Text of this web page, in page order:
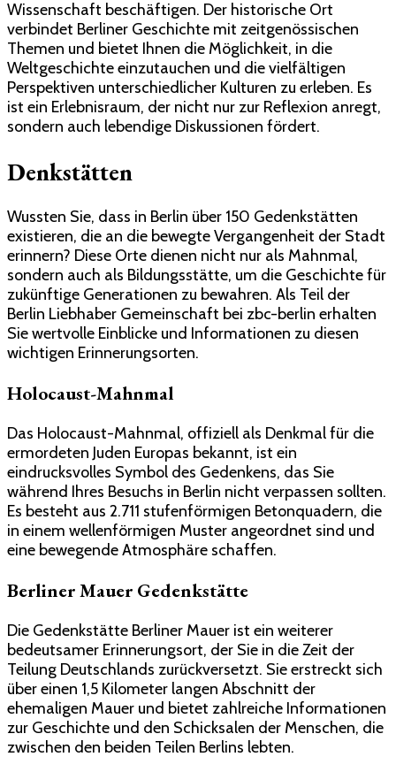
Wissenschaft beschäftigen. Der historische Ort
verbindet Berliner Geschichte mit zeitgenössischen
Themen und bietet Ihnen die Möglichkeit, in die
Weltgeschichte einzutauchen und die vielfältigen
Perspektiven unterschiedlicher Kulturen zu erleben. Es
ist ein Erlebnisraum, der nicht nur zur Reflexion anregt,
sondern auch lebendige Diskussionen fördert.
Denkstätten
Wussten Sie, dass in Berlin über 150 Gedenkstätten
existieren, die an die bewegte Vergangenheit der Stadt
erinnern? Diese Orte dienen nicht nur als Mahnmal,
sondern auch als Bildungsstätte, um die Geschichte für
zukünftige Generationen zu bewahren. Als Teil der
Berlin Liebhaber Gemeinschaft bei zbc-berlin erhalten
Sie wertvolle Einblicke und Informationen zu diesen
wichtigen Erinnerungsorten.
Holocaust-Mahnmal
Das Holocaust-Mahnmal, offiziell als Denkmal für die
ermordeten Juden Europas bekannt, ist ein
eindrucksvolles Symbol des Gedenkens, das Sie
während Ihres Besuchs in Berlin nicht verpassen sollten.
Es besteht aus 2.711 stufenförmigen Betonquadern, die
in einem wellenförmigen Muster angeordnet sind und
eine bewegende Atmosphäre schaffen.
Berliner Mauer Gedenkstätte
Die Gedenkstätte Berliner Mauer ist ein weiterer
bedeutsamer Erinnerungsort, der Sie in die Zeit der
Teilung Deutschlands zurückversetzt. Sie erstreckt sich
über einen 1,5 Kilometer langen Abschnitt der
ehemaligen Mauer und bietet zahlreiche Informationen
zur Geschichte und den Schicksalen der Menschen, die
zwischen den beiden Teilen Berlins lebten.